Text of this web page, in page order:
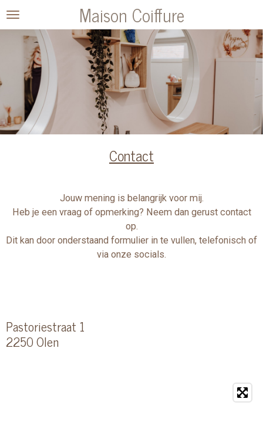
Ga
naar
hoofdinhoud
Maison Coiffure
Contact
Jouw mening is belangrijk voor mij.
Heb je een vraag of opmerking? Neem dan gerust contact
op.
Dit kan door onderstaand formulier in te vullen, telefonisch of
via onze socials.
Pastoriestraat 1
2250 Olen